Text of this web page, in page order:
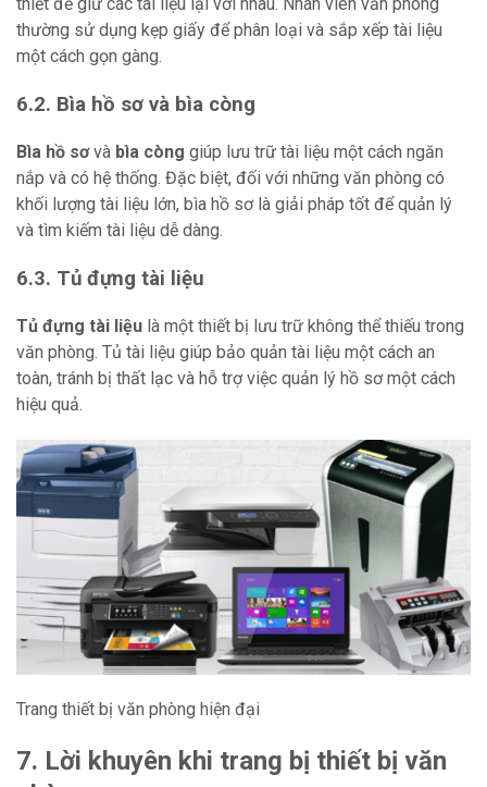
thường sử dụng kẹp giấy để phân loại và sắp xếp tài liệu
một cách gọn gàng.
6.2. Bìa hồ sơ và bìa còng
Bìa hồ sơvà bìa còng giúp lưu trữ tài liệu một cách ngăn
nắp và có hệ thống. Đặc biệt, đối với những văn phòng có
khối lượng tài liệu lớn, bìa hồ sơ là giải pháp tốt để quản lý
và tìm kiếm tài liệu dễ dàng.
6.3. Tủ đựng tài liệu
Tủ đựng tài liệu là một thiết bị lưu trữ không thể thiếu trong
văn phòng. Tủ tài liệu giúp bảo quản tài liệu một cách an
toàn, tránh bị thất lạc và hỗ trợ việc quản lý hồ sơ một cách
hiệu quả.
Trang thiết bị văn phòng hiện đại
7. Lời khuyên khi trang bị thiết bị văn